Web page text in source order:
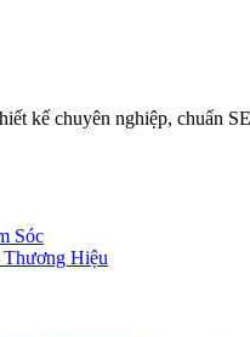
kế chuyên nghiệp, chuẩn
Sóc
Hiệu